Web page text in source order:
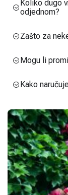
Koliko dugo
odjednom?
Zašto za
Mogu li
Kako